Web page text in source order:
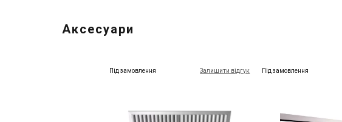
Аксесуари
Під замовлення Залишити відгук Під замовлення